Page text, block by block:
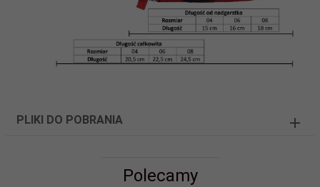
PLIKI DO POBRANIA
Polecamy